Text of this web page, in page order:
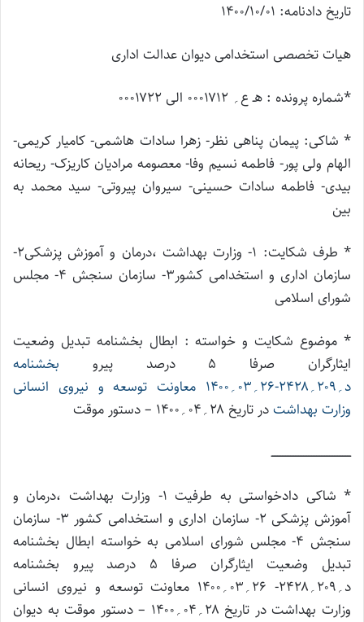
تاریخ دادنامه: ۱۴۰۰/۱۰/۰۱
هیات تخصصی استخدامی دیوان عدالت اداری
*شماره پرونده : هـ ع؍ ۰۰۰۱۷۱۲ الی ۰۰۰۱۷۲۲
* شاکی: پیمان پناهی نظر- زهرا سادات هاشمی- کامیار کریمی-
الهام ولی پور- فاطمه نسیم وفا- معصومه مرادیان کاریزک- ریحانه
بیدی- فاطمه سادات حسینی- سیروان پیروتی- سید محمد به
بین
* طرف شکایت: ۱- وزارت بهداشت ،درمان و آموزش پزشکی۲-
سازمان اداری و استخدامی کشور۳- سازمان سنجش ۴- مجلس
شورای اسلامی
* موضوع شکایت و خواسته : ابطال بخشنامه تبدیل وضعیت
ایثارگران صرفا ۵ درصد پیرو
بخشنامه
د؍۲۰۹؍۲۴۲۸-۲۶؍۰۳؍۱۴۰۰ معاونت توسعه و نیروی انسانی
وزارت بهداشتدر تاریخ ۲۸؍۰۴؍۱۴۰۰ – دستور موقت
ـــــــــــــــــــــــــــــــــــــــــــــــــ
* شاکی دادخواستی به طرفیت ۱- وزارت بهداشت ،درمان و
آموزش پزشکی ۲- سازمان اداری و استخدامی کشور ۳- سازمان
سنجش ۴- مجلس شورای اسلامی به خواسته ابطال بخشنامه
تبدیل وضعیت ایثارگران صرفا ۵ درصد پیرو بخشنامه
د؍۲۰۹؍۲۴۲۸- ۲۶؍۰۳؍۱۴۰۰ معاونت توسعه و نیروی انسانی
وزارت بهداشت در تاریخ ۲۸؍۰۴؍۱۴۰۰ – دستور موقت به دیوان